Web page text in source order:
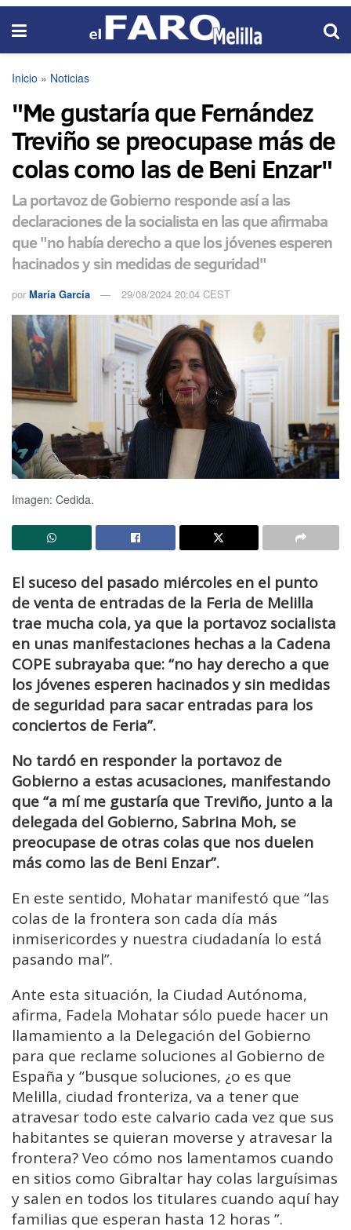
Inicio » Noticias
"Me gustaría que Fernández
Treviño se preocupase más de
colas como las de Beni Enzar"
La portavoz de Gobierno responde así a las
declaraciones de la socialista en las que afirmaba
que "no había derecho a que los jóvenes esperen
hacinados y sin medidas de seguridad"
por María García 29/08/2024 20:04 CEST
Imagen: Cedida.
El suceso del pasado miércoles en el punto
de venta de entradas de la Feria de Melilla
trae mucha cola, ya que la portavoz socialista
en unas manifestaciones hechas a la Cadena
COPE subrayaba que: “no hay derecho a que
los jóvenes esperen hacinados y sin medidas
de seguridad para sacar entradas para los
conciertos de Feria”.
No tardó en responder la portavoz de
Gobierno a estas acusaciones, manifestando
que “a mí me gustaría que Treviño, junto a la
delegada del Gobierno, Sabrina Moh, se
preocupase de otras colas que nos duelen
más como las de Beni Enzar”.
En este sentido, Mohatar manifestó que “las
colas de la frontera son cada día más
inmisericordes y nuestra ciudadanía lo está
pasando mal”.
Ante esta situación, la Ciudad Autónoma,
afirma, Fadela Mohatar sólo puede hacer un
llamamiento a la Delegación del Gobierno
para que reclame soluciones al Gobierno de
España y “busque soluciones, ¿o es que
Melilla, ciudad fronteriza, va a tener que
atravesar todo este calvario cada vez que sus
habitantes se quieran moverse y atravesar la
frontera? Veo cómo nos lamentamos cuando
en sitios como Gibraltar hay colas larguísimas
y salen en todos los titulares cuando aquí hay
familias que esperan hasta 12 horas ”.